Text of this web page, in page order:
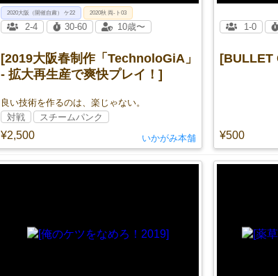
[2019大阪春制作「TechnoloGiA」
- 拡大再生産で爽快プレイ！]
良い技術を作るのは、楽じゃない。
¥2,500
2020大阪（開催自粛） ケ22 2020秋 両-ト03
2-4 30-60 10歳〜
対戦 スチームパンク
いかがみ本舗
[BULLET
¥500
1-0